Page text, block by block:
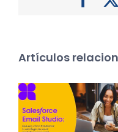
Artículos